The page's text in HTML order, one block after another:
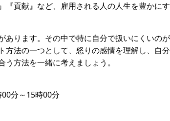
『貢献』など、雇用される人の人生を豊かに
ります。その中で特に自分で扱いにくいのが
方法の一つとして、怒りの感情を理解し、自分
方法を一緒に考えましょう。
分～15時00分